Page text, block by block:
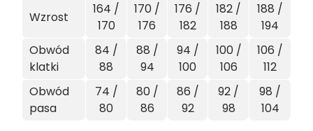
Wzrost
164 /
170
170 /
176
176 /
182
182 /
188
188 /
194
Obwód
klatki
84 /
88
88 /
94
94 /
100
100 /
106
106 /
112
Obwód
pasa
74 /
80
80 /
86
86 /
92
92 /
98
98 /
104